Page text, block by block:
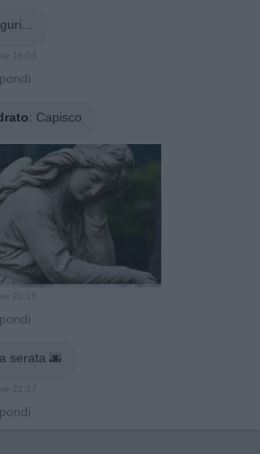
16:03
: Capisco
20:16
serata 🌆
22:17